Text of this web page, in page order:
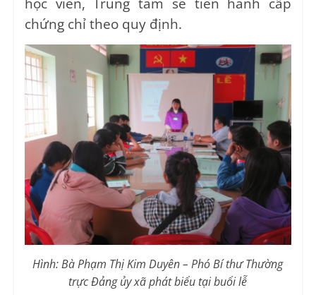
chứng chỉ theo quy định.
Hình:Bà Phạm Thị Kim Duyên – Phó Bí thư Thường
trực Đảng ủy xã phát biểu tại buổi lễ